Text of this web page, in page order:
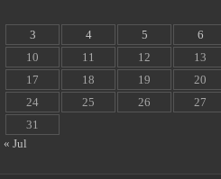
3
4 5 6
10
11 12 13
17
18 19 20
24
25 26 27
31
« Jul